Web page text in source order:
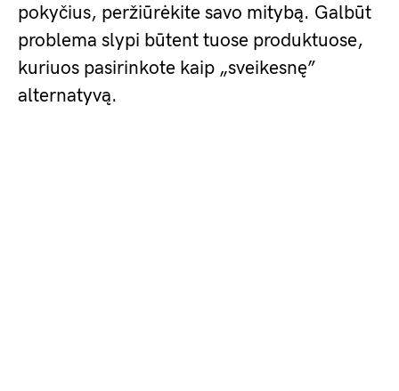
pokyčius, peržiūrėkite savo mitybą. Galbūt
problema slypi būtent tuose produktuose,
kuriuos pasirinkote kaip „sveikesnę”
alternatyvą.